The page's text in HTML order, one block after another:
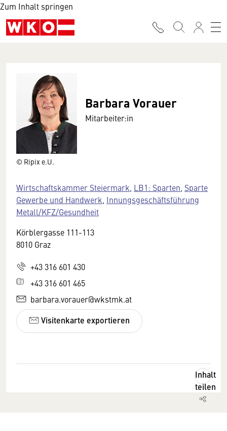
Zum Inhalt springen
© Ripix e.U.
Barbara Vorauer
Mitarbeiter:in
Wirtschaftskammer Steiermark LB1: Sparten Sparte
Gewerbe und Handwerk Innungsgeschäftsführung
Metall/KFZ/Gesundheit
Körblergasse 111-113
8010 Graz
+43 316 601 430
+43 316 601 465
barbara.vorauer@wkstmk.at
Visitenkarte exportieren
Inhalt
teilen